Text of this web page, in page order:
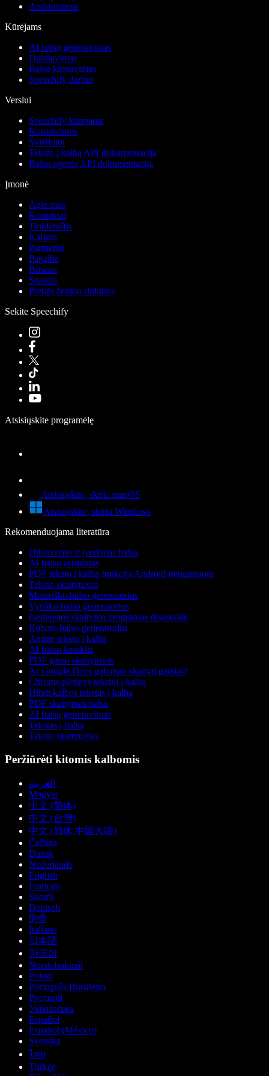
Atsisiuntimai
Kūrėjams
AI balsų generavimas
Dubliavimas
Balso klonavimas
Speechify darbui
Verslui
Speechify kūrėjams
Komandoms
Švietimui
Teksto į kalbą API dokumentacija
Balso agentų API dokumentacija
Įmonė
Apie mus
Kontaktai
Tinklaraštis
Karjera
Partneriai
Pagalba
Būsena
Spauda
Prekės ženklo rinkinys
Sekite Speechify
Atsisiųskite programėlę
Atsisiųskite, skirta macOS
Atsisiųskite, skirta Windows
Rekomenduojama literatūra
Diktavimas ir įvedimas balsu
AI balso asistentas
PDF teksto į kalbą funkcija Android įrenginiuose
Teksto skaitytuvas
Moteriško balso generatorius
Vyriško balso generatorius
Geriausios skaitymo programos disleksijai
Roboto balso generatorius
Anime teksto į kalbą
AI balso keitiklis
PDF garso skaitytuvas
Ar Google Docs gali man skaityti garsiai?
Chrome plėtinys tekstui į kalbą
Hindi kalbos tekstas į kalbą
PDF skaitymas balsu
AI balsų generavimas
Tekstas į balsą
Teksto skaitytuvas
Peržiūrėti kitomis kalbomis
العربية
Magyar
中文 (简体)
中文 (台灣)
中文 (简体 中国大陆)
Čeština
Dansk
Nederlands
English
Français
Suomi
Deutsch
हिन्दी
Italiano
日本語
한국어
Norsk bokmål
Polski
Português Brasileiro
Русский
Українська
Español
Español (México)
Svenska
ไทย
Türkçe